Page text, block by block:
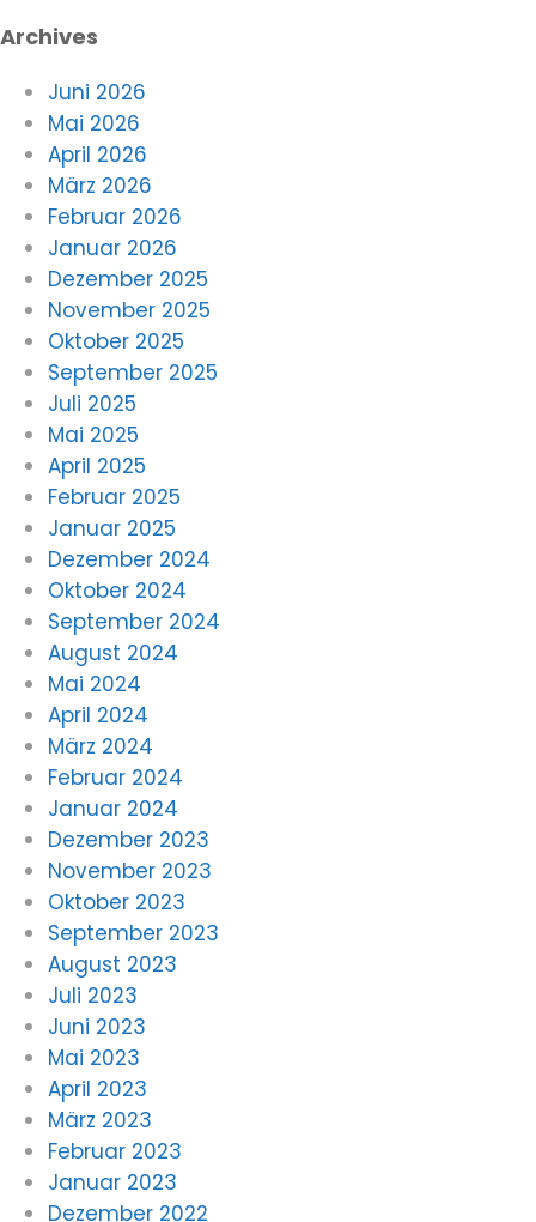
Archives
Juni 2026
Mai 2026
April 2026
März 2026
Februar 2026
Januar 2026
Dezember 2025
November 2025
Oktober 2025
September 2025
Juli 2025
Mai 2025
April 2025
Februar 2025
Januar 2025
Dezember 2024
Oktober 2024
September 2024
August 2024
Mai 2024
April 2024
März 2024
Februar 2024
Januar 2024
Dezember 2023
November 2023
Oktober 2023
September 2023
August 2023
Juli 2023
Juni 2023
Mai 2023
April 2023
März 2023
Februar 2023
Januar 2023
Dezember 2022